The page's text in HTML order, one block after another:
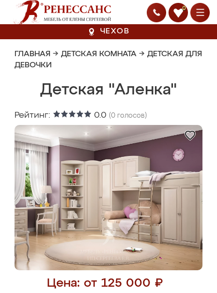
0
ЧЕХОВ
ГЛАВНАЯ → ДЕТСКАЯ КОМНАТА → ДЕТСКАЯ ДЛЯ
ДЕВОЧКИ
Детская "Аленка"
Рейтинг: 0.0 (0 голосов)
Цена: от 125 000 ₽